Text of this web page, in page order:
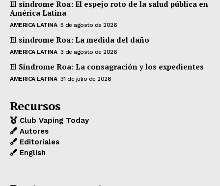
El síndrome Roa: El espejo roto de la salud pública en
América Latina
AMERICA LATINA 5 de agosto de 2026
El síndrome Roa: La medida del daño
AMERICA LATINA 3 de agosto de 2026
El Síndrome Roa: La consagración y los expedientes
AMERICA LATINA 31 de julio de 2026
Recursos
Club Vaping Today
Autores
Editoriales
English